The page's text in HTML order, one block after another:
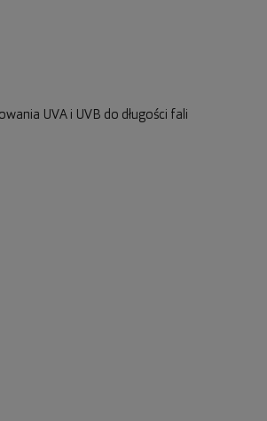
UVA i UVB do długości fali